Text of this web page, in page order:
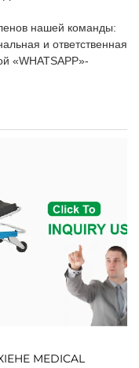
нашей команды:
и ответственная
«WHATSAPP»-
MEDICAL